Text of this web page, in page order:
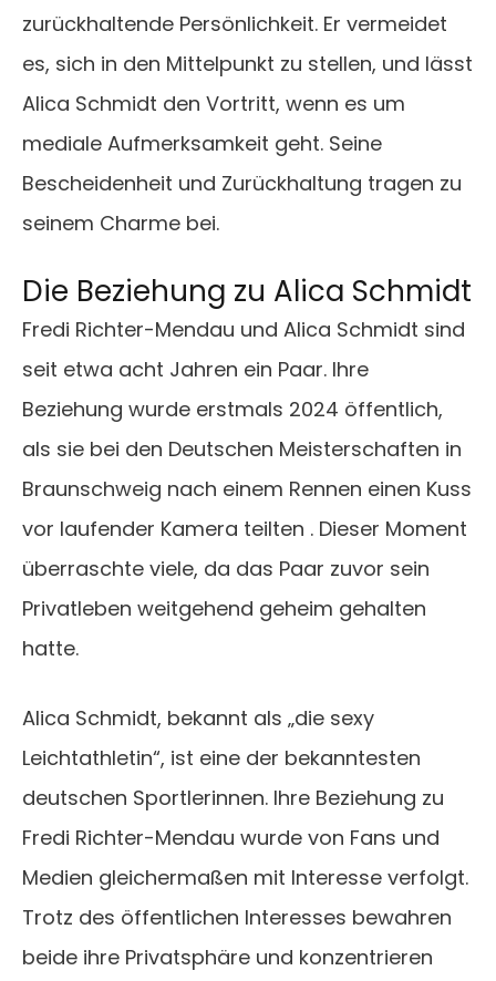
zurückhaltende Persönlichkeit. Er vermeidet
es, sich in den Mittelpunkt zu stellen, und lässt
Alica Schmidt den Vortritt, wenn es um
mediale Aufmerksamkeit geht. Seine
Bescheidenheit und Zurückhaltung tragen zu
seinem Charme bei.
Die Beziehung zu Alica Schmidt
Fredi Richter-Mendau und Alica Schmidt sind
seit etwa acht Jahren ein Paar. Ihre
Beziehung wurde erstmals 2024 öffentlich,
als sie bei den Deutschen Meisterschaften in
Braunschweig nach einem Rennen einen Kuss
vor laufender Kamera teilten . Dieser Moment
überraschte viele, da das Paar zuvor sein
Privatleben weitgehend geheim gehalten
hatte.
Alica Schmidt, bekannt als „die sexy
Leichtathletin“, ist eine der bekanntesten
deutschen Sportlerinnen. Ihre Beziehung zu
Fredi Richter-Mendau wurde von Fans und
Medien gleichermaßen mit Interesse verfolgt.
Trotz des öffentlichen Interesses bewahren
beide ihre Privatsphäre und konzentrieren